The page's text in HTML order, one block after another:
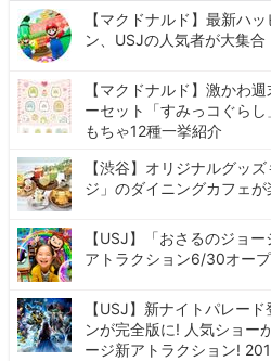
【マクドナルド】最新ハ
ン、USJの人気者が大集
【マクドナルド】激かわ
ーセット「すみっコぐら
もちゃ12種一挙紹介
【渋谷】オリジナルグッ
ジ」のダイニングカフェが
【USJ】「おさるのジョ
アトラクション6/30オー
【USJ】新ナイトパレー
ンが完全版に! 人気ショー
ージ新アトラクション!